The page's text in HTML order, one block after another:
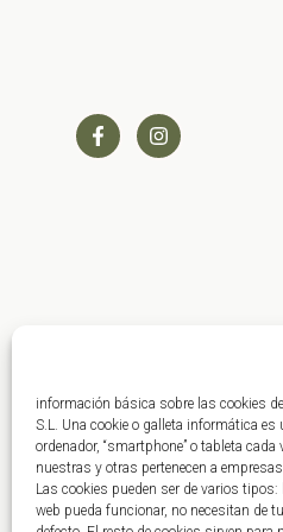
información básica sobre las cookies
S.L. Una cookie o galleta informática
ordenador, “smartphone” o tableta
nuestras y otras pertenecen a
Las cookies pueden ser de varios
web pueda funcionar, no necesitan de